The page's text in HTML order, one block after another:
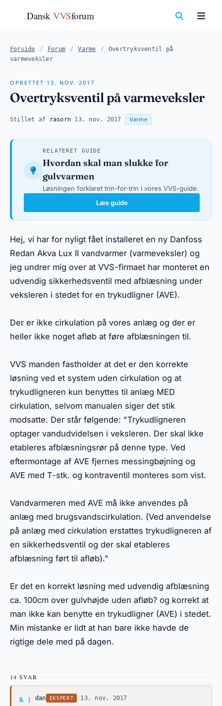
Dansk VVSforum
Forside / Forum / Varme /
Overtryksventil på
varmeveksler
OPRETTET 13. NOV. 2017
Overtryksventil på varmeveksler
Stillet af rasorn 13. nov. 2017 Varme
RELATERET GUIDE
Hvordan skal man slukke for
gulvvarmen
Løsningen forklaret trin-for-trin i vores VVS-guide.
Læs guide
Hej, vi har for nyligt fået installeret en ny Danfoss
Redan Akva Lux II vandvarmer (varmeveksler) og
jeg undrer mig over at VVS-firmaet har monteret en
udvendig sikkerhedsventil med afblæsning under
veksleren i stedet for en trykudligner (AVE).
Der er ikke cirkulation på vores anlæg og der er
heller ikke noget afløb at føre afblæsningen til.
VVS manden fastholder at det er den korrekte
løsning ved et system uden cirkulation og at
trykudligneren kun benyttes til anlæg MED
cirkulation, selvom manualen siger det stik
modsatte. Der står følgende: "Trykudligneren
optager vandudvidelsen i veksleren. Der skal ikke
etableres afblæsningsrør på denne type. Ved
eftermontage af AVE fjernes messingbøjning og
AVE med T-stk. og kontraventil monteres som vist.
Vandvarmeren med AVE må ikke anvendes på
anlæg med brugsvandscirkulation. (Ved anvendelse
på anlæg med cirkulation erstattes trykudligneren af
en sikkerhedsventil og der skal etableres
afblæsning ført til afløb)."
Er det en korrekt løsning med udvendig afblæsning
ca. 100cm over gulvhøjde uden afløb? og korrekt at
man ikke kan benytte en trykudligner (AVE) i stedet.
Min mistanke er lidt at han bare ikke havde de
rigtige dele med på dagen.
14 SVAR
№ 1 Svar af dan
dan EKSPERT 13. nov. 2017